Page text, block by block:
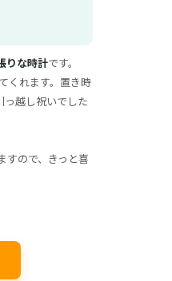
りな時計です。
くれます。置き時
っ越し祝いでした
すので、きっと喜